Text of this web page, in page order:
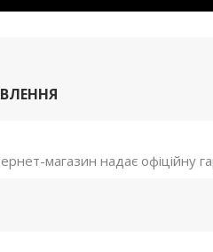
магазин надає офіційну